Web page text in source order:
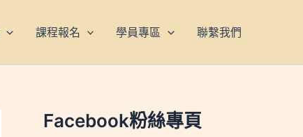
課程報名 學員專區 聯繫我們
Facebook粉絲專頁